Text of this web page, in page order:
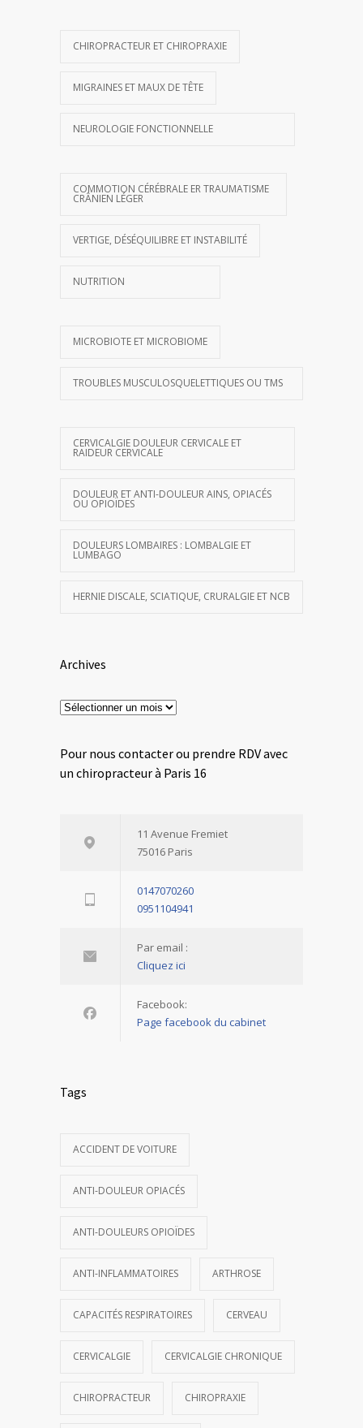
CHIROPRACTEUR ET CHIROPRAXIE
MIGRAINES ET MAUX DE TÊTE
NEUROLOGIE FONCTIONNELLE
COMMOTION CÉRÉBRALE ER TRAUMATISME
CRÂNIEN LÉGER
VERTIGE, DÉSÉQUILIBRE ET INSTABILITÉ
NUTRITION
MICROBIOTE ET MICROBIOME
TROUBLES MUSCULOSQUELETTIQUES OU TMS
CERVICALGIE DOULEUR CERVICALE ET
RAIDEUR CERVICALE
DOULEUR ET ANTI-DOULEUR AINS, OPIACÉS
OU OPIOÏDES
DOULEURS LOMBAIRES : LOMBALGIE ET
LUMBAGO
HERNIE DISCALE, SCIATIQUE, CRURALGIE ET NCB
Archives
Pour nous contacter ou prendre RDV avec
un chiropracteur à Paris 16
11 Avenue Fremiet
75016 Paris
0147070260
0951104941
Par email :
Cliquez ici
Facebook:
Page facebook du cabinet
Tags
ACCIDENT DE VOITURE
ANTI-DOULEUR OPIACÉS
ANTI-DOULEURS OPIOÏDES
ANTI-INFLAMMATOIRES ARTHROSE
CAPACITÉS RESPIRATOIRES CERVEAU
CERVICALGIE CERVICALGIE CHRONIQUE
CHIROPRACTEUR CHIROPRAXIE